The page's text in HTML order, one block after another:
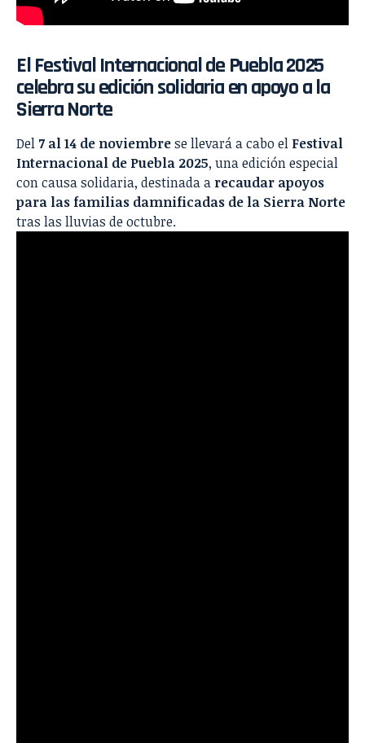
El Festival Internacional de Puebla 2025
celebra su edición solidaria en apoyo a la
Sierra Norte
Del 7 al 14 de noviembrese llevará a cabo el Festival
Internacional de Puebla 2025, una edición especial
con causa solidaria, destinada a recaudar apoyos
para las familias damnificadas de la Sierra Norte
tras las lluvias de octubre.